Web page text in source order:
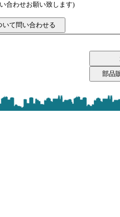
合わせお願い致します)